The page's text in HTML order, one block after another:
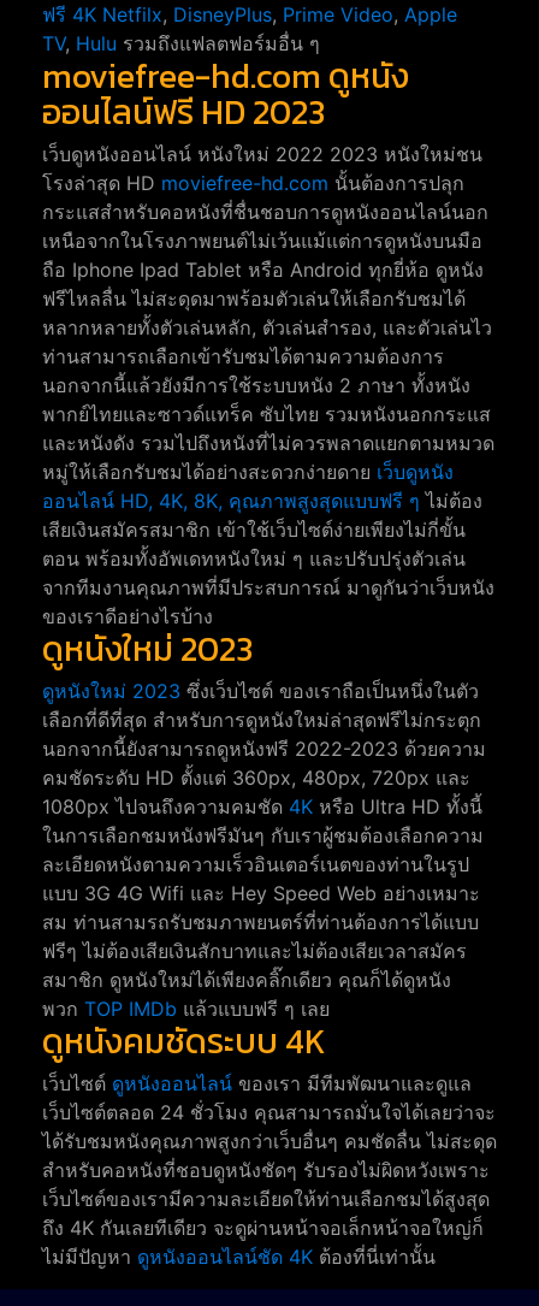
ฟรี 4K Netfilx, DisneyPlus, Prime Video, Apple
TV, Hulu รวมถึงแฟลตฟอร์มอื่น ๆ
moviefree-hd.com ดูหนัง
ออนไลน์ฟรี HD 2023
เว็บดูหนังออนไลน์ หนังใหม่ 2022 2023 หนังใหม่ชน
โรงล่าสุด HD moviefree-hd.com นั้นต้องการปลุก
กระแสสำหรับคอหนังที่ชื่นชอบการดูหนังออนไลน์นอก
เหนือจากในโรงภาพยนต์ไม่เว้นแม้แต่การดูหนังบนมือ
ถือ Iphone Ipad Tablet หรือ Android ทุกยี่ห้อ ดูหนัง
ฟรีไหลลื่น ไม่สะดุดมาพร้อมตัวเล่นให้เลือกรับชมได้
หลากหลายทั้งตัวเล่นหลัก, ตัวเล่นสำรอง, และตัวเล่นไว
ท่านสามารถเลือกเข้ารับชมได้ตามความต้องการ
นอกจากนี้แล้วยังมีการใช้ระบบหนัง 2 ภาษา ทั้งหนัง
พากย์ไทยและซาวด์แทร็ค ซับไทย รวมหนังนอกกระแส
และหนังดัง รวมไปถึงหนังที่ไม่ควรพลาดแยกตามหมวด
หมู่ให้เลือกรับชมได้อย่างสะดวกง่ายดาย เว็บดูหนัง
ออนไลน์ HD, 4K, 8K, คุณภาพสูงสุดแบบฟรี ๆ ไม่ต้อง
เสียเงินสมัครสมาชิก เข้าใช้เว็บไซต์ง่ายเพียงไม่กี่ขั้น
ตอน พร้อมทั้งอัพเดทหนังใหม่ ๆ และปรับปรุ่งตัวเล่น
จากทีมงานคุณภาพที่มีประสบการณ์ มาดูกันว่าเว็บหนัง
ของเราดีอย่างไรบ้าง
ดูหนังใหม่ 2023
ดูหนังใหม่ 2023 ซึ่งเว็บไซต์ ของเราถือเป็นหนึ่งในตัว
เลือกที่ดีที่สุด สำหรับการดูหนังใหม่ล่าสุดฟรีไม่กระตุก
นอกจากนี้ยังสามารถดูหนังฟรี 2022-2023 ด้วยความ
คมชัดระดับ HD ตั้งแต่ 360px, 480px, 720px และ
1080px ไปจนถึงความคมชัด 4K หรือ Ultra HD ทั้งนี้
ในการเลือกชมหนังฟรีมันๆ กับเราผู้ชมต้องเลือกความ
ละเอียดหนังตามความเร็วอินเตอร์เนตของท่านในรูป
แบบ 3G 4G Wifi และ Hey Speed Web อย่างเหมาะ
สม ท่านสามรถรับชมภาพยนตร์ที่ท่านต้องการได้แบบ
ฟรีๆ ไม่ต้องเสียเงินสักบาทและไม่ต้องเสียเวลาสมัคร
สมาชิก ดูหนังใหม่ได้เพียงคลิ๊กเดียว คุณก็ได้ดูหนัง
พวก TOP IMDb แล้วแบบฟรี ๆ เลย
ดูหนังคมชัดระบบ 4K
เว็บไซต์ ดูหนังออนไลน์ ของเรา มีทีมพัฒนาและดูแล
เว็บไซต์ตลอด 24 ชั่วโมง คุณสามารถมั่นใจได้เลยว่าจะ
ได้รับชมหนังคุณภาพสูงกว่าเว็บอื่นๆ คมชัดลื่น ไม่สะดุด
สำหรับคอหนังที่ชอบดูหนังชัดๆ รับรองไม่ผิดหวังเพราะ
เว็บไซต์ของเรามีความละเอียดให้ท่านเลือกชมได้สูงสุด
ถึง 4K กันเลยทีเดียว จะดูผ่านหน้าจอเล็กหน้าจอใหญ่ก็
ไม่มีปัญหา ดูหนังออนไลน์ชัด 4K ต้องที่นี่เท่านั้น